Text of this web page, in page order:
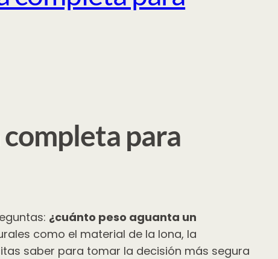
para
¿cuánto peso aguanta un
como el material de la lona, la
saber para tomar la decisión más segura